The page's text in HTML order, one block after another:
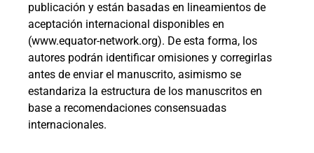
publicación y están basadas en lineamientos de
aceptación internacional disponibles en
(www.equator-network.org). De esta forma, los
autores podrán identificar omisiones y corregirlas
antes de enviar el manuscrito, asimismo se
estandariza la estructura de los manuscritos en
base a recomendaciones consensuadas
internacionales.